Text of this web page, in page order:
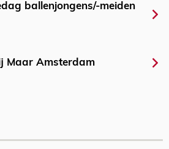
ballenjongens/-meiden
Maar Amsterdam